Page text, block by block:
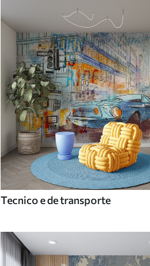
Tecnico e de transporte